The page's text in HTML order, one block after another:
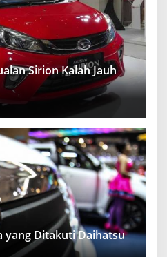
Sirion Kalah Jauh
yang Ditakuti Daihatsu